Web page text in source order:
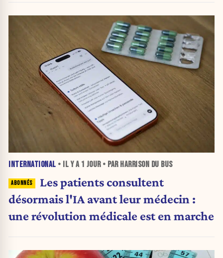
INTERNATIONAL • IL Y A 1 JOUR• PAR HARRISON DU BUS
Les patients consultent
désormais l'IA avant leur médecin :
une révolution médicale est en marche